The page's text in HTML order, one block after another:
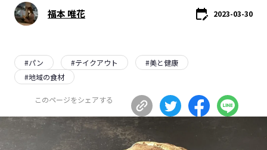
東京23区エリア
神奈川エリア
福井エリア
山梨エリア
長野エリア
静岡エリア
愛知エリア
三重エリア
滋賀エリア
京都エリア
大阪市エリア
福本 唯花 2023-03-30
#パン #テイクアウト #美と健康
#地域の食材
このページをシェアする